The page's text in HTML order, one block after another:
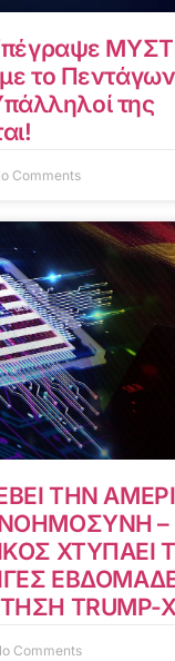
το
της
Comments
ΤΗΝ
–
ΧΤΥΠΑΕΙ
TRUMP-
Comments